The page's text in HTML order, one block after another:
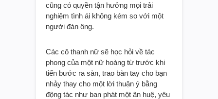
cũng có quyền tận hưởng mọi trải
nghiệm tình ái không kém so với một
người đàn ông.
Các cô thanh nữ sẽ học hỏi về tác
phong của một nữ hoàng từ trước khi
tiến bước ra sàn, trao bàn tay cho bạn
nhảy thay cho một lời thuận ý bằng
động tác như ban phát một ân huệ, yêu